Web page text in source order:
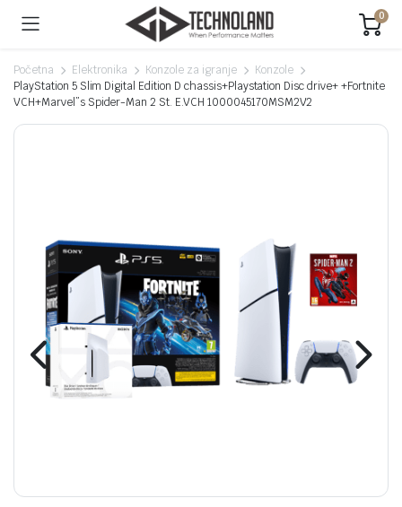
0
Početna Elektronika Konzole za igranje
Konzole
PlayStation 5 Slim Digital Edition D chassis+Playstation Disc drive+ +Fortnite
VCH+Marvel”s Spider-Man 2 St. E.VCH 1000045170MSM2V2